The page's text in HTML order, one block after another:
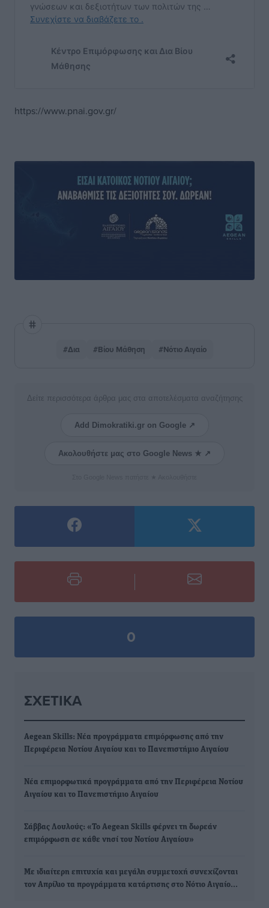
https://www.pnai.gov.gr/
#Δια #Βίου Μάθηση #Νότιο Αιγαίο
Δείτε περισσότερα άρθρα μας στα αποτελέσματα αναζήτησης
Add Dimokratiki.gr on Google ↗
Ακολουθήστε μας στο Google News ★ ↗
0
ΣΧΕΤΙΚΆ
Aegean Skills: Νέα προγράμματα επιμόρφωσης από την
Περιφέρεια Νοτίου Αιγαίου και το Πανεπιστήμιο Αιγαίου
Νέα επιμορφωτικά προγράμματα από την Περιφέρεια Νοτίου
Αιγαίου και το Πανεπιστήμιο Αιγαίου
Σάββας Λουλούς: «Το Aegean Skills φέρνει τη δωρεάν
επιμόρφωση σε κάθε νησί του Νοτίου Αιγαίου»
Με ιδιαίτερη επιτυχία και μεγάλη συμμετοχή συνεχίζονται
τον Απρίλιο τα προγράμματα κατάρτισης στο Νότιο Αιγαίο…